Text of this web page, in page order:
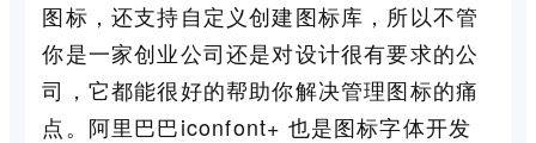
图标，还支持自定义创建图标库，所以不管
你是一家创业公司还是对设计很有要求的公
司，它都能很好的帮助你解决管理图标的痛
点。阿里巴巴iconfont+ 也是图标字体开发